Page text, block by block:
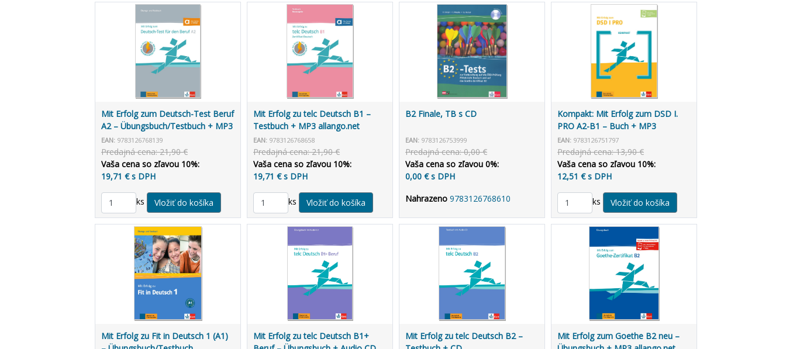
Mit Erfolg zum Deutsch-Test Beruf
A2 – Übungsbuch/Testbuch + MP3
allango.net
EAN: 9783126768139
Predajná cena: 21,90 €
Vaša cena so zľavou 10%:
19,71 € s DPH
ks
Mit Erfolg zu telc Deutsch B1 –
Testbuch + MP3 allango.net
EAN: 9783126768658
Predajná cena: 21,90 €
Vaša cena so zľavou 10%:
19,71 € s DPH
ks
B2 Finale, TB s CD
EAN: 9783126753999
Predajná cena: 0,00 €
Vaša cena so zľavou 0%:
0,00 € s DPH
Nahrazeno 9783126768610
Kompakt: Mit Erfolg zum DSD I.
PRO A2-B1 – Buch + MP3
allango.net
EAN: 9783126751797
Predajná cena: 13,90 €
Vaša cena so zľavou 10%:
12,51 € s DPH
ks
Mit Erfolg zu Fit in Deutsch 1 (A1)
Mit Erfolg zu telc Deutsch B1+
Mit Erfolg zu telc Deutsch B2 –
Mit Erfolg zum Goethe B2 neu –